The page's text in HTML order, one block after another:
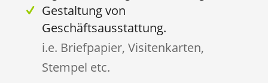
Gestaltung von
Geschäftsausstattung.
i.e. Briefpapier, Visitenkarten,
Stempel etc.